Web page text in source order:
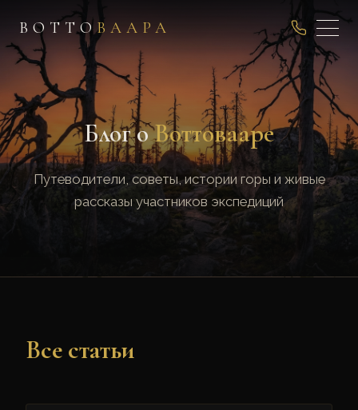
ВОТТОВААРА
Блог оВоттовааре
Путеводители, советы, истории горы и живые
рассказы участников экспедиций
Все статьи